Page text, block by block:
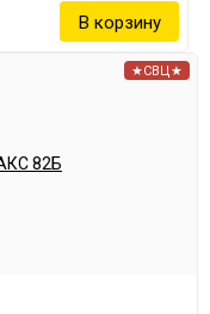
★СВЦ★